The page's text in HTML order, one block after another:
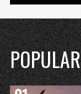
POPULAR